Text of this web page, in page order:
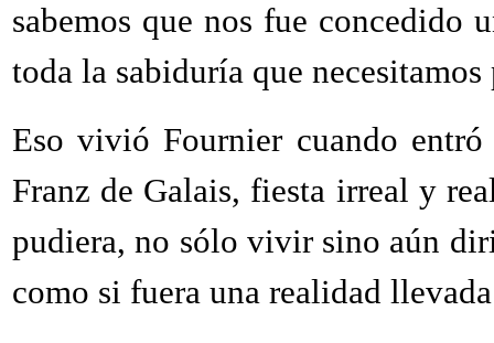
sabemos que nos fue concedido
toda la sabiduría que necesitamos
Eso vivió Fournier cuando
Franz de Galais, fiesta irreal y
pudiera, no sólo vivir sino aún
como si fuera una realidad